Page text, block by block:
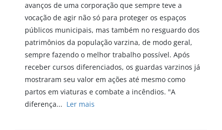
avanços de uma corporação que sempre teve a
vocação de agir não só para proteger os espaços
públicos municipais, mas também no resguardo dos
patrimônios da população varzina, de modo geral,
sempre fazendo o melhor trabalho possível. Após
receber cursos diferenciados, os guardas varzinos já
mostraram seu valor em ações até mesmo como
partos em viaturas e combate a incêndios. "A
diferença... Ler mais